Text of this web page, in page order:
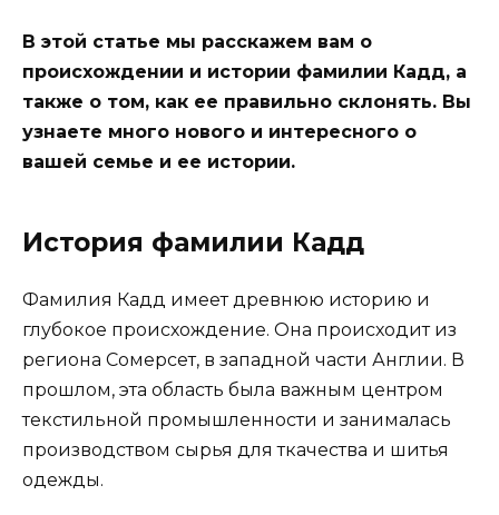
В этой статье мы расскажем вам о
происхождении и истории фамилии Кадд, а
также о том, как ее правильно склонять. Вы
узнаете много нового и интересного о
вашей семье и ее истории.
История фамилии Кадд
Фамилия Кадд имеет древнюю историю и
глубокое происхождение. Она происходит из
региона Сомерсет, в западной части Англии. В
прошлом, эта область была важным центром
текстильной промышленности и занималась
производством сырья для ткачества и шитья
одежды.